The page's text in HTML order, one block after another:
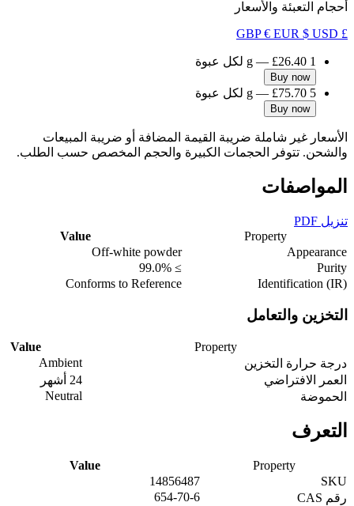
أحجام التعبئة والأسعار
£ GBP
€ EUR $ USD
1 g
— £26.40 لكل عبوة
Buy now
5 g
— £75.70 لكل عبوة
Buy now
الأسعار غير شاملة ضريبة القيمة المضافة أو ضريبة المبيعات
والشحن. تتوفر الحجمات الكبيرة والحجم المخصص حسب الطلب.
المواصفات
تنزيل PDF
Property
Value
Appearance
Off-white powder
Purity
≥ 99.0%
Identification (IR)
Conforms to Reference
التخزين والتعامل
Property
Value
درجة حرارة التخزين
Ambient
العمر الافتراضي
24 أشهر
الحموضة
Neutral
التعرف
Property
Value
SKU
14856487
رقم CAS
654-70-6